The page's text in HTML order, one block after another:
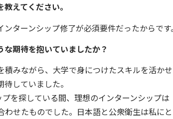
えてください。
ターンシップ修了が必須要件だったからです。
期待を抱いていましたか？
みながら、大学で身につけたスキルを活か
していました。
を探している間、理想のインターンシップは
せたものでした。日本語と公衆衛生は私に